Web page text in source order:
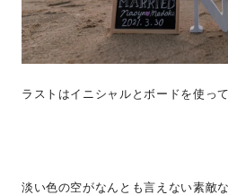
ラストはイニシャルとボードを使っ
淡い色の空がなんとも言えない素敵